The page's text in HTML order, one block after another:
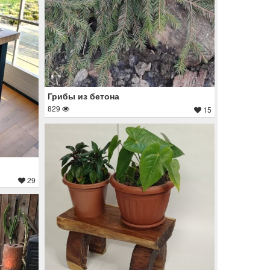
Грибы из бетона
829 15
29